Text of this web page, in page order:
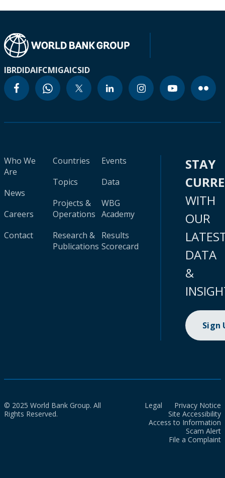
IBRDIDAIFCMIGAICSID
Who We
Are
News
Careers
Contact
Countries
Topics
Projects &
Operations
Research &
Publications
Events
Data
WBG
Academy
Results
Scorecard
STAY
WITH
OUR
DATA
&
Sign
© 2025 World Bank Group. All
Rights Reserved.
Legal
Privacy Notice
Site Accessibility
Access to Information
Scam Alert
File a Complaint